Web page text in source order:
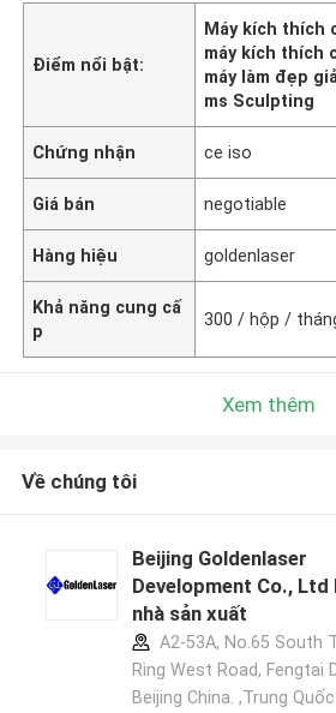
Điểm nổi bật:
Máy kích thích
máy kích thích
máy làm đẹp
ms Sculpting
Chứng nhận ce iso
Giá bán negotiable
Hàng hiệu goldenlaser
Khả năng cung cấ
p
300 / hộp /
Xem thêm
Về chúng tôi
Beijing Goldenlaser
Development Co., Ltd
nhà sản xuất
A2-53A, No.65 South
Ring West Road, Fengtai
Beijing China. ,Trung Quốc